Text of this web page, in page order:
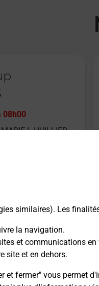
similaires). Les
la navigation.
et communications
site et en dehors.
fermer" vous permet
08h00
L HUILLIER